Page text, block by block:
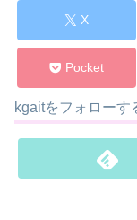
X
Pocket
kgaitをフォローす